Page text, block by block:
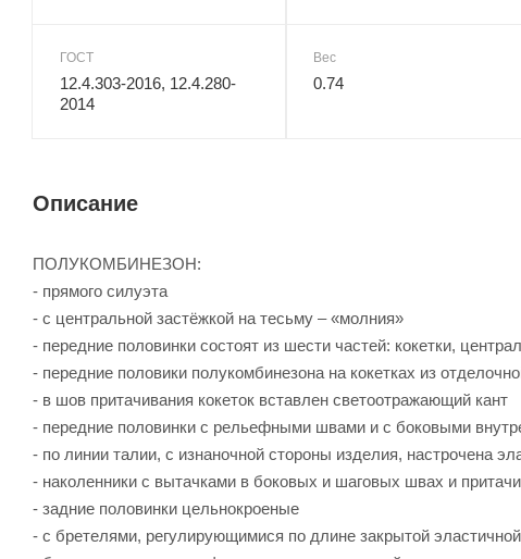
ГОСТ
12.4.303-2016, 12.4.280-
2014
Вес
0.74
Описание
ПОЛУКОМБИНЕЗОН:
- прямого силуэта
- с центральной застёжкой на тесьму – «молния»
- передние половинки состоят из шести частей: кокетки,
- передние половики полукомбинезона на кокетках из
- в шов притачивания кокеток вставлен светоотражающий кант
- передние половинки с рельефными швами и с боковыми
- по линии талии, с изнаночной стороны изделия, настрочена
- наколенники с вытачками в боковых и шаговых швах и
- задние половинки цельнокроеные
- с бретелями, регулирующимися по длине закрытой